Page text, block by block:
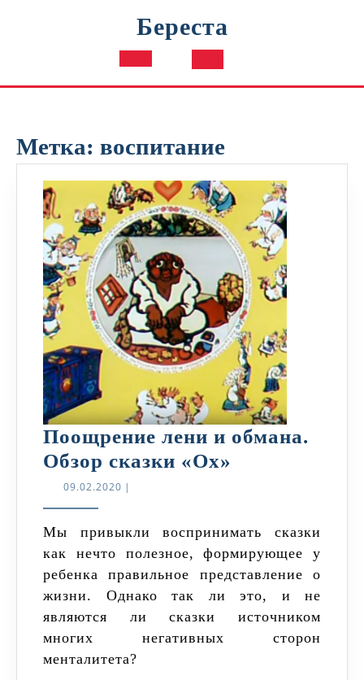
Береста
Кнопка
Метка: воспитание
Поощрение лени и обмана.
Обзор сказки «Ох»
обмана.
Обзор
сказки
«Ох»
09.02.2020 09.02.2020
|
Мы привыкли воспринимать сказки
как нечто полезное, формирующее у
ребенка правильное представление о
жизни. Однако так ли это, и не
являются ли сказки источником
многих негативных сторон
менталитета?